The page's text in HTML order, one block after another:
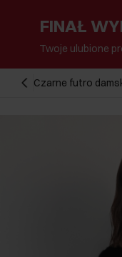
FINAŁ
Twoje ulubione
Czarne futro